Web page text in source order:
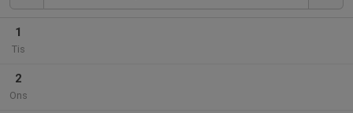
1
Tis
2
Ons